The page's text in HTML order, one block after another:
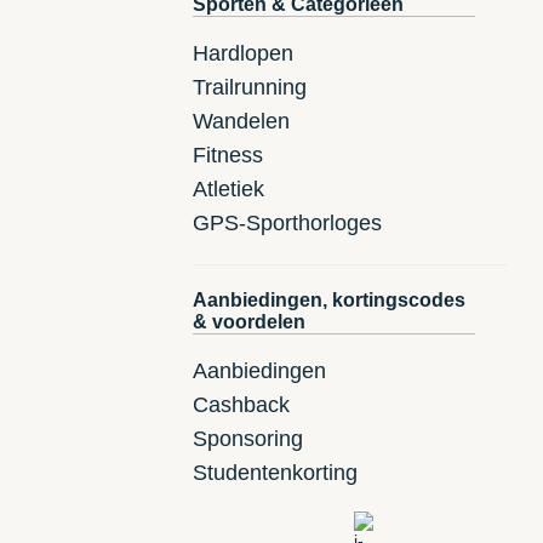
Sporten & Categorieën
Hardlopen
Trailrunning
Wandelen
Fitness
Atletiek
GPS-Sporthorloges
Aanbiedingen, kortingscodes
& voordelen
Aanbiedingen
Cashback
Sponsoring
Studentenkorting